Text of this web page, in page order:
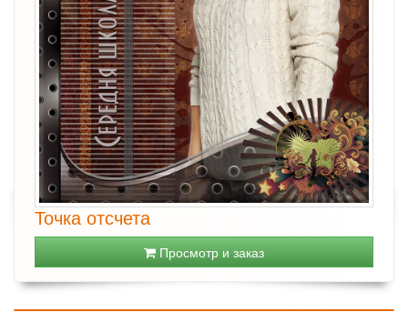
Точка отсчета
Просмотр и заказ